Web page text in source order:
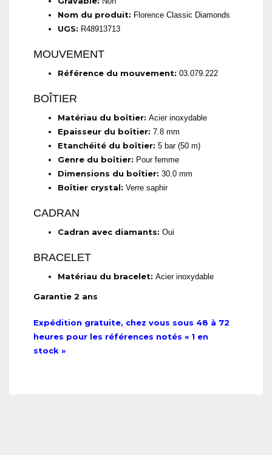
Nom du produit: Florence Classic Diamonds
UGS: R48913713
MOUVEMENT
Référence du mouvement: 03.079.222
BOÎTIER
Matériau du boîtier: Acier inoxydable
Epaisseur du boîtier: 7.8 mm
Etanchéité du boîtier: 5 bar (50 m)
Genre du boîtier: Pour femme
Dimensions du boîtier: 30.0 mm
Boîtier crystal: Verre saphir
CADRAN
Cadran avec diamants: Oui
BRACELET
Matériau du bracelet: Acier inoxydable
Garantie 2 ans
Expédition gratuite, chez vous sous 48 à 72
heures pour les références notés « 1 en
stock »